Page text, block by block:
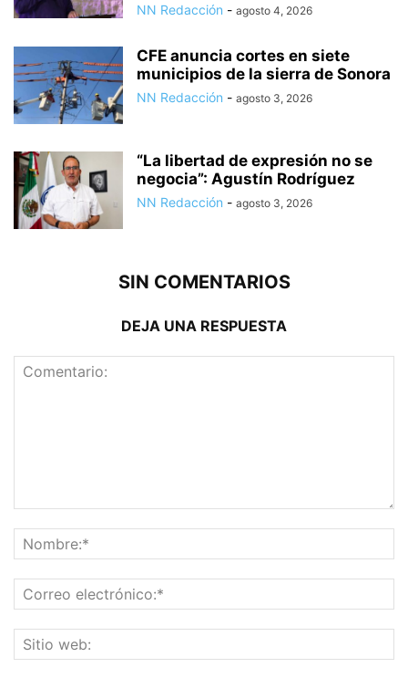
NN Redacción - agosto 4, 2026
CFE anuncia cortes en siete
municipios de la sierra de Sonora
NN Redacción - agosto 3, 2026
“La libertad de expresión no se
negocia”: Agustín Rodríguez
NN Redacción - agosto 3, 2026
SIN COMENTARIOS
DEJA UNA RESPUESTA